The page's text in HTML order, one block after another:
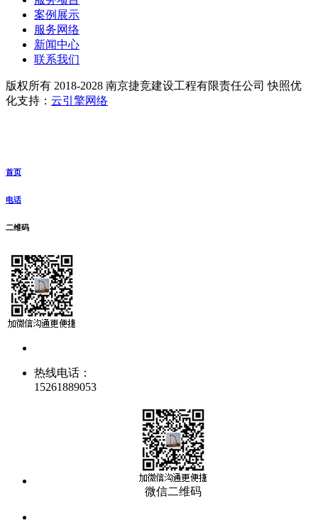
案例展示
服务网络
新闻中心
联系我们
版权所有 2018-2028 南京捷竞建设工程有限责任公司 快照优
化支持： 云引擎网络
首页
电话
二维码
热线电话：
15261889053
微信二维码